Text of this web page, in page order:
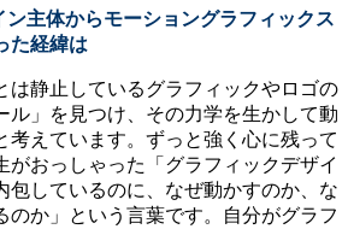
主体からモーショングラフィックス
た経緯は
は静止しているグラフィックやロゴの
ル」を見つけ、その力学を生かして動
考えています。ずっと強く心に残って
がおっしゃった「グラフィックデザイ
包しているのに、なぜ動かすのか、な
のか」という言葉です。自分がグラフ